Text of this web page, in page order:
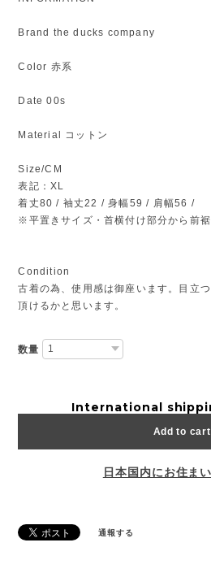
Brand the ducks company
Color 赤系
Date 00s
Material コットン
Size/CM
表記：XL
着丈80 / 袖丈22 / 身幅59 / 肩幅56 /
※平置きサイズ・首横付け部分から前
Condition
古着の為、使用感は御座います。目立
頂けるかと思います。
数量
International
Add to cart
日本国内にお住ま
通報する